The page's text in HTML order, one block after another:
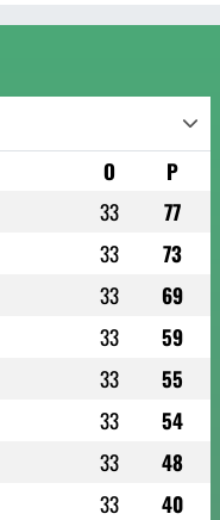
O P
33 77
33 73
33 69
33 59
33 55
33 54
33 48
33 40